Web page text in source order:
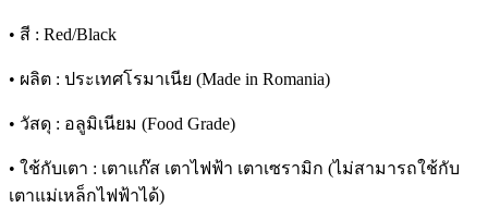
• สี : Red/Black
• ผลิต : ประเทศโรมาเนีย (Made in Romania)
• วัสดุ : อลูมิเนียม (Food Grade)
• ใช้กับเตา : เตาแก๊ส เตาไฟฟ้า เตาเซรามิก (ไม่สามารถใช้กับ
เตาแม่เหล็กไฟฟ้าได้)